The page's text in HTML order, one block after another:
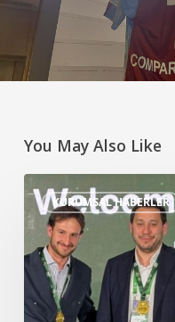
You May Also Like
KURUMSAL HABERLER
Football
Forum
Hungary
2026’da
“Futbolun
Değişen